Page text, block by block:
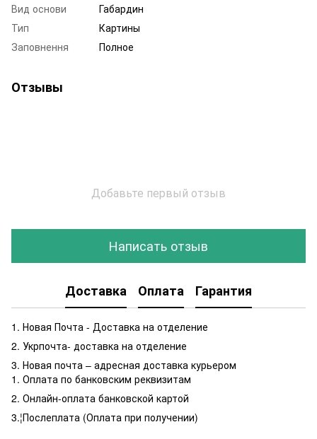
Вид основи
Габардин
Тип
Картины
Заповнення
Полное
Отзывы
Добавьте первый отзыв
Написать отзыв
Доставка Оплата Гарантия
1. Новая Почта - Доставка на отделение
2. Укрпочта- доставка на отделение
3. Новая почта – адресная доставка курьером
1. Оплата по банковским реквизитам
2. Онлайн-оплата банковской картой
3.¦Послеплата (Оплата при получении)